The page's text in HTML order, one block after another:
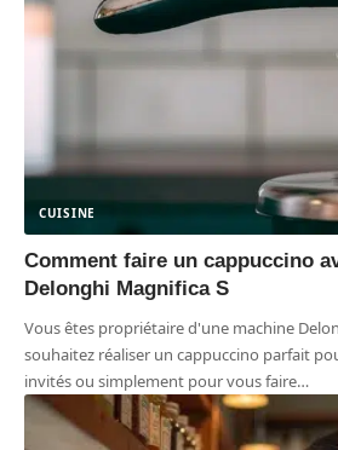
CUISINE
Comment faire un cappuccino
Delonghi Magnifica S
Vous êtes propriétaire d'une machine
souhaitez réaliser un cappuccino parfait
invités ou simplement pour vous faire…